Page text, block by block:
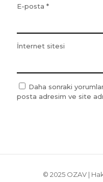
E-posta *
İnternet sitesi
Daha sonraki
posta adresim ve site
© 2025 OZAV |